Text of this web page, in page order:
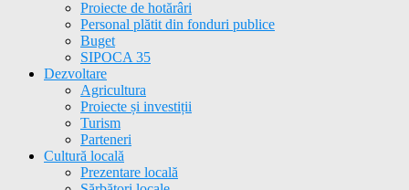
Proiecte de hotărâri
Personal plătit din fonduri publice
Buget
SIPOCA 35
Dezvoltare
Agricultura
Proiecte și investiții
Turism
Parteneri
Cultură locală
Prezentare locală